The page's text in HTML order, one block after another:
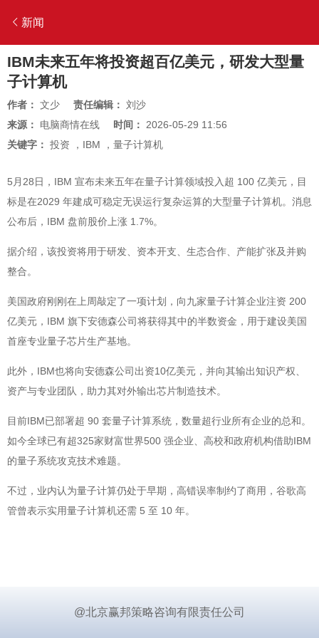
新闻
IBM未来五年将投资超百亿美元，研发大型量
子计算机
作者： 文少 责任编辑： 刘沙
来源： 电脑商情在线 时间： 2026-05-29 11:56
关键字： 投资 ， IBM ， 量子计算机
5月28日，IBM 宣布未来五年在量子计算领域投入超 100 亿美元，目
标是在2029 年建成可稳定无误运行复杂运算的大型量子计算机。消息
公布后，IBM 盘前股价上涨 1.7%。
据介绍，该投资将用于研发、资本开支、生态合作、产能扩张及并购
整合。
美国政府刚刚在上周敲定了一项计划，向九家量子计算企业注资 200
亿美元，IBM 旗下安德森公司将获得其中的半数资金，用于建设美国
首座专业量子芯片生产基地。
此外，IBM也将向安德森公司出资10亿美元，并向其输出知识产权、
资产与专业团队，助力其对外输出芯片制造技术。
目前IBM已部署超 90 套量子计算系统，数量超行业所有企业的总和。
如今全球已有超325家财富世界500 强企业、高校和政府机构借助IBM
的量子系统攻克技术难题。
不过，业内认为量子计算仍处于早期，高错误率制约了商用，谷歌高
管曾表示实用量子计算机还需 5 至 10 年。
@北京赢邦策略咨询有限责任公司